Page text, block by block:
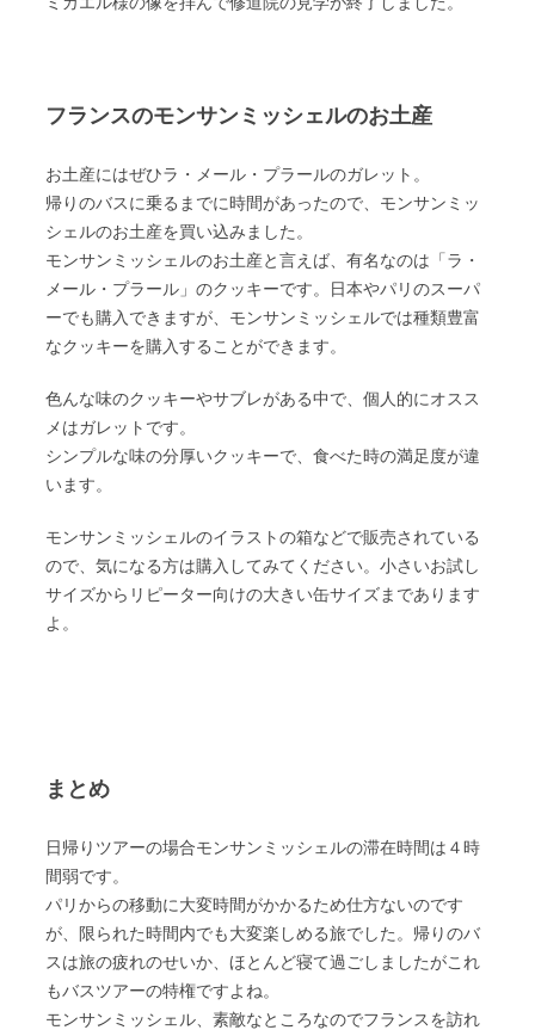
フランスのモンサンミッシェルのお土産
お土産にはぜひラ・メール・プラールのガレット。
帰りのバスに乗るまでに時間があったので、モンサンミッ
シェルのお土産を買い込みました。
モンサンミッシェルのお土産と言えば、有名なのは「ラ・
メール・プラール」のクッキーです。日本やパリのスーパ
ーでも購入できますが、モンサンミッシェルでは種類豊富
なクッキーを購入することができます。
色んな味のクッキーやサブレがある中で、個人的にオスス
メはガレットです。
シンプルな味の分厚いクッキーで、食べた時の満足度が違
います。
モンサンミッシェルのイラストの箱などで販売されている
ので、気になる方は購入してみてください。小さいお試し
サイズからリピーター向けの大きい缶サイズまであります
よ。
まとめ
日帰りツアーの場合モンサンミッシェルの滞在時間は４時
間弱です。
パリからの移動に大変時間がかかるため仕方ないのです
が、限られた時間内でも大変楽しめる旅でした。帰りのバ
スは旅の疲れのせいか、ほとんど寝て過ごしましたがこれ
もバスツアーの特権ですよね。
モンサンミッシェル、素敵なところなのでフランスを訪れ